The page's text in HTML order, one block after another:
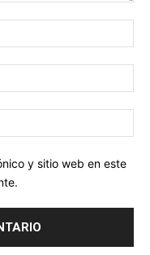
y sitio web en este